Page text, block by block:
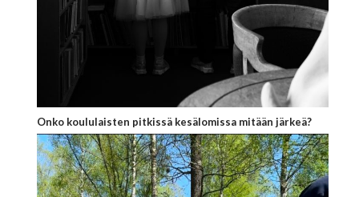
Onko koululaisten pitkissä kesälomissa mitään järkeä?